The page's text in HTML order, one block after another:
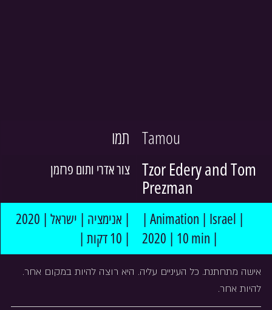
תמו Tamou
צור אדרי ותום פרזמן Tzor Edery and Tom
Prezman
| 10 דקות |
| Animation | Israel |
2020 | 10 min |
אישה מתחתנת. כל העיניים עליה. היא רוצה להיות במקום אחר.
להיות אחר.